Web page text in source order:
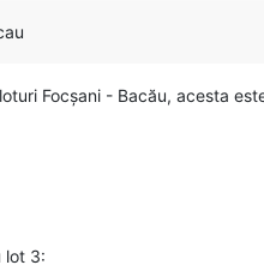
Focșani - Bacău, acesta
lot 3: